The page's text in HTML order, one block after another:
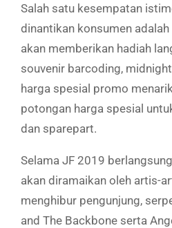
Salah satu kesempatan
dinantikan konsumen
akan memberikan hadiah
souvenir barcoding,
harga spesial promo
potongan harga spesial
dan sparepart.
Selama JF 2019
akan diramaikan oleh artis-
menghibur pengunjung,
and The Backbone serta